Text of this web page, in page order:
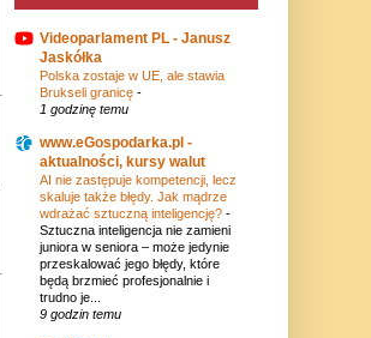
Videoparlament PL - Janusz
Jaskółka
Polska zostaje w UE, ale stawia
Brukseli granicę -
1 godzinę temu
www.eGospodarka.pl -
aktualności, kursy walut
AI nie zastępuje kompetencji, lecz
skaluje także błędy. Jak mądrze
wdrażać sztuczną inteligencję? -
Sztuczna inteligencja nie zamieni
juniora w seniora – może jedynie
przeskalować jego błędy, które
będą brzmieć profesjonalnie i
trudno je...
9 godzin temu